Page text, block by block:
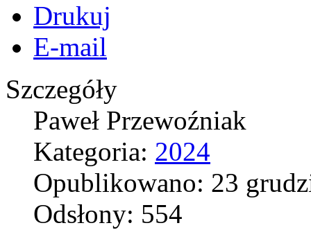
Drukuj
E-mail
Szczegóły
Paweł Przewoźniak
Kategoria: 2024
Opublikowano: 23
Odsłony: 554